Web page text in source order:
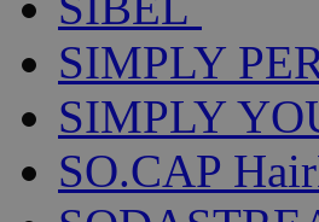
SIMPLY
SIMPLY
SO.CAP